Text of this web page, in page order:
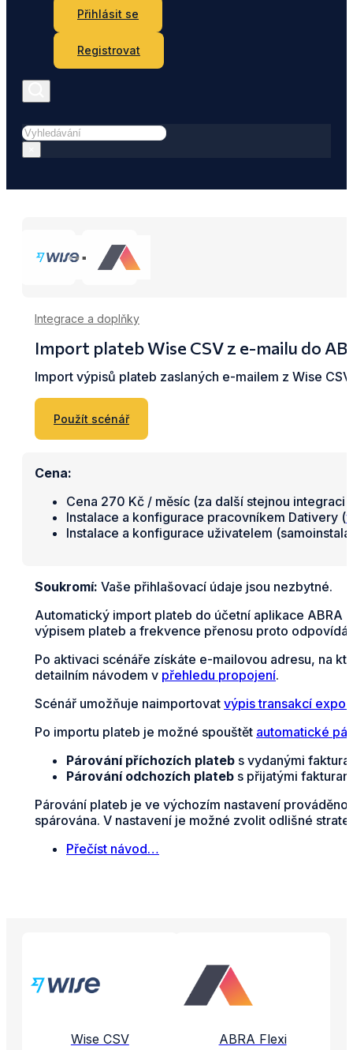
Přihlásit se
Registrovat
Hledat
Integrace a doplňky
Import plateb Wise CSV z e-mailu do
Import výpisů plateb zaslaných e-mailem z Wise
Použít scénář
Cena:
Cena 270 Kč / měsíc (za další stejnou integraci
Instalace a konfigurace pracovníkem Dativery (
Instalace a konfigurace uživatelem
Soukromí: Vaše přihlašovací údaje jsou nezbytné.
Automatický import plateb do účetní aplikace ABRA
výpisem plateb a frekvence přenosu proto
Po aktivaci scénáře získáte e-mailovou adresu, na
detailním návodem v přehledu propojení.
Scénář umožňuje naimportovat výpis transakcí
Po importu plateb je možné spouštět automatické
Párování příchozích plateb s vydanými
Párování odchozích plateb s přijatými
Párování plateb je ve výchozím nastavení
spárována. V nastavení je možné zvolit odlišné
Přečíst návod…
Wise CSV ABRA Flexi